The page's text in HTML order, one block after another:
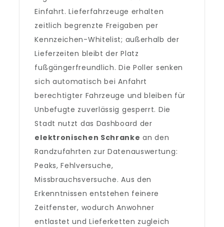
Einfahrt. Lieferfahrzeuge erhalten
zeitlich begrenzte Freigaben per
Kennzeichen-Whitelist; außerhalb der
Lieferzeiten bleibt der Platz
fußgängerfreundlich. Die Poller senken
sich automatisch bei Anfahrt
berechtigter Fahrzeuge und bleiben für
Unbefugte zuverlässig gesperrt. Die
Stadt nutzt das Dashboard der
elektronischen Schranke an den
Randzufahrten zur Datenauswertung:
Peaks, Fehlversuche,
Missbrauchsversuche. Aus den
Erkenntnissen entstehen feinere
Zeitfenster, wodurch Anwohner
entlastet und Lieferketten zugleich